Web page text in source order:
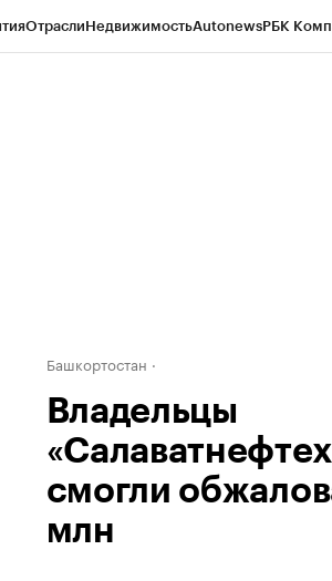
ОтраслиНедвижимостьAutonewsРБК
Башкортостан
Владельцы
смогли
млн